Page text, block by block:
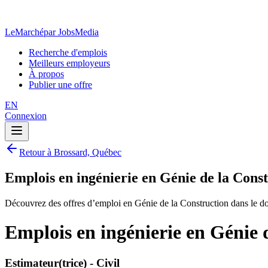
LeMarchépar JobsMedia
Recherche d'emplois
Meilleurs employeurs
À propos
Publier une offre
EN
Connexion
Retour à Brossard, Québec
Emplois en ingénierie en Génie de la
Découvrez des offres d’emploi en Génie de la Construction dans le
Emplois en ingénierie en
Estimateur(trice) - Civil